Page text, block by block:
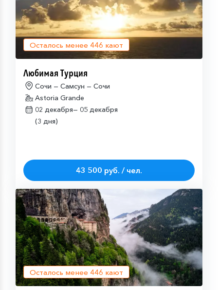
Осталось менее 446 кают
Любимая Турция
Сочи — Самсун — Сочи
Astoria Grande
02 декабря— 05 декабря
(3 дня)
43 500 руб. / чел.
Осталось менее 446 кают